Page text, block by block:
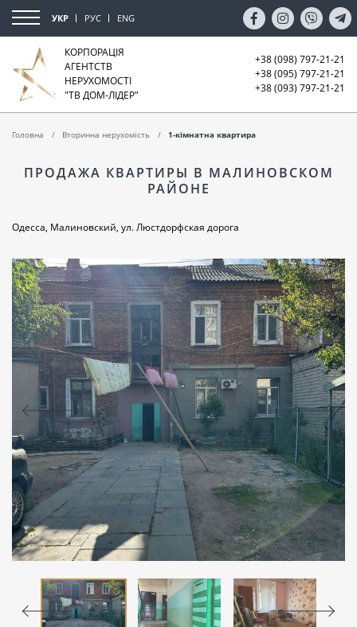
УКР РУС ENG
КОРПОРАЦІЯ
АГЕНТСТВ
НЕРУХОМОСТІ
"ТВ ДОМ-ЛІДЕР"
+38 (098) 797-21-21
+38 (095) 797-21-21
+38 (093) 797-21-21
Головна Вторинна нерухомість 1-кімнатна квартира
ПРОДАЖА КВАРТИРЫ В МАЛИНОВСКОМ
РАЙОНЕ
Одесса, Малиновский, ул. Люстдорфская дорога